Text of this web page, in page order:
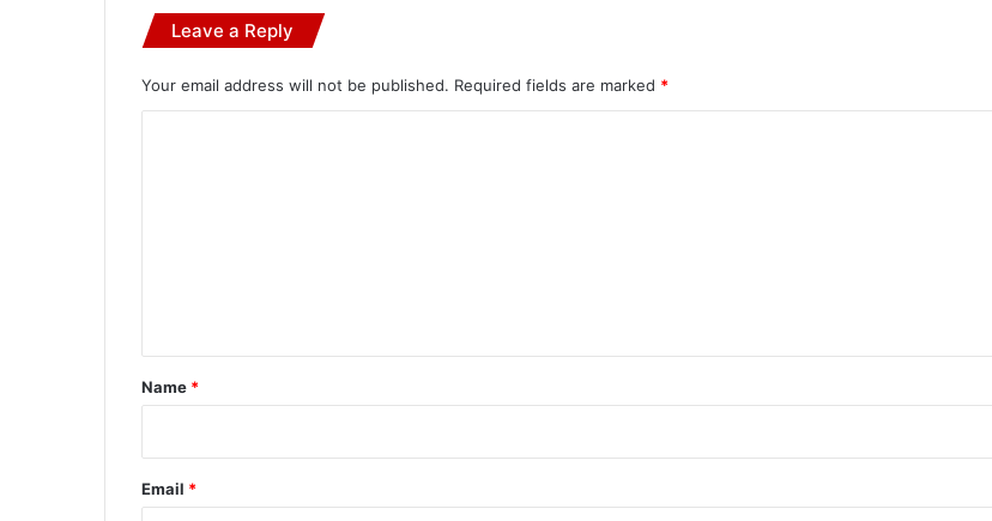
Leave a Reply
Your email address will not be published. Required fields are marked *
*
Name *
Email *